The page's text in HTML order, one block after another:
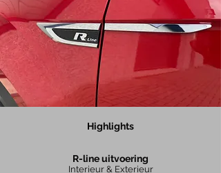
Highlights
R-line uitvoering
Interieur & Exterieur